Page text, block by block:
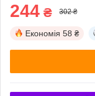
244 ₴ 302 ₴
Економія 58 ₴